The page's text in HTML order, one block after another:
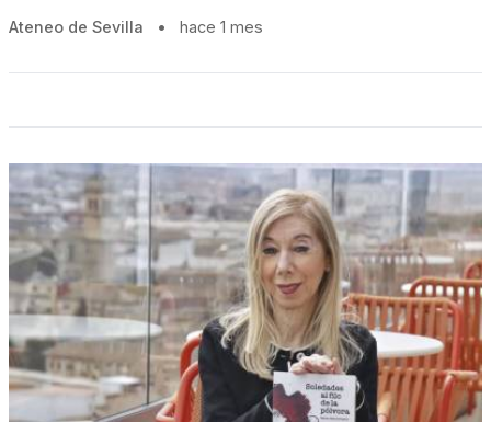
Ateneo de Sevilla • hace 1 mes